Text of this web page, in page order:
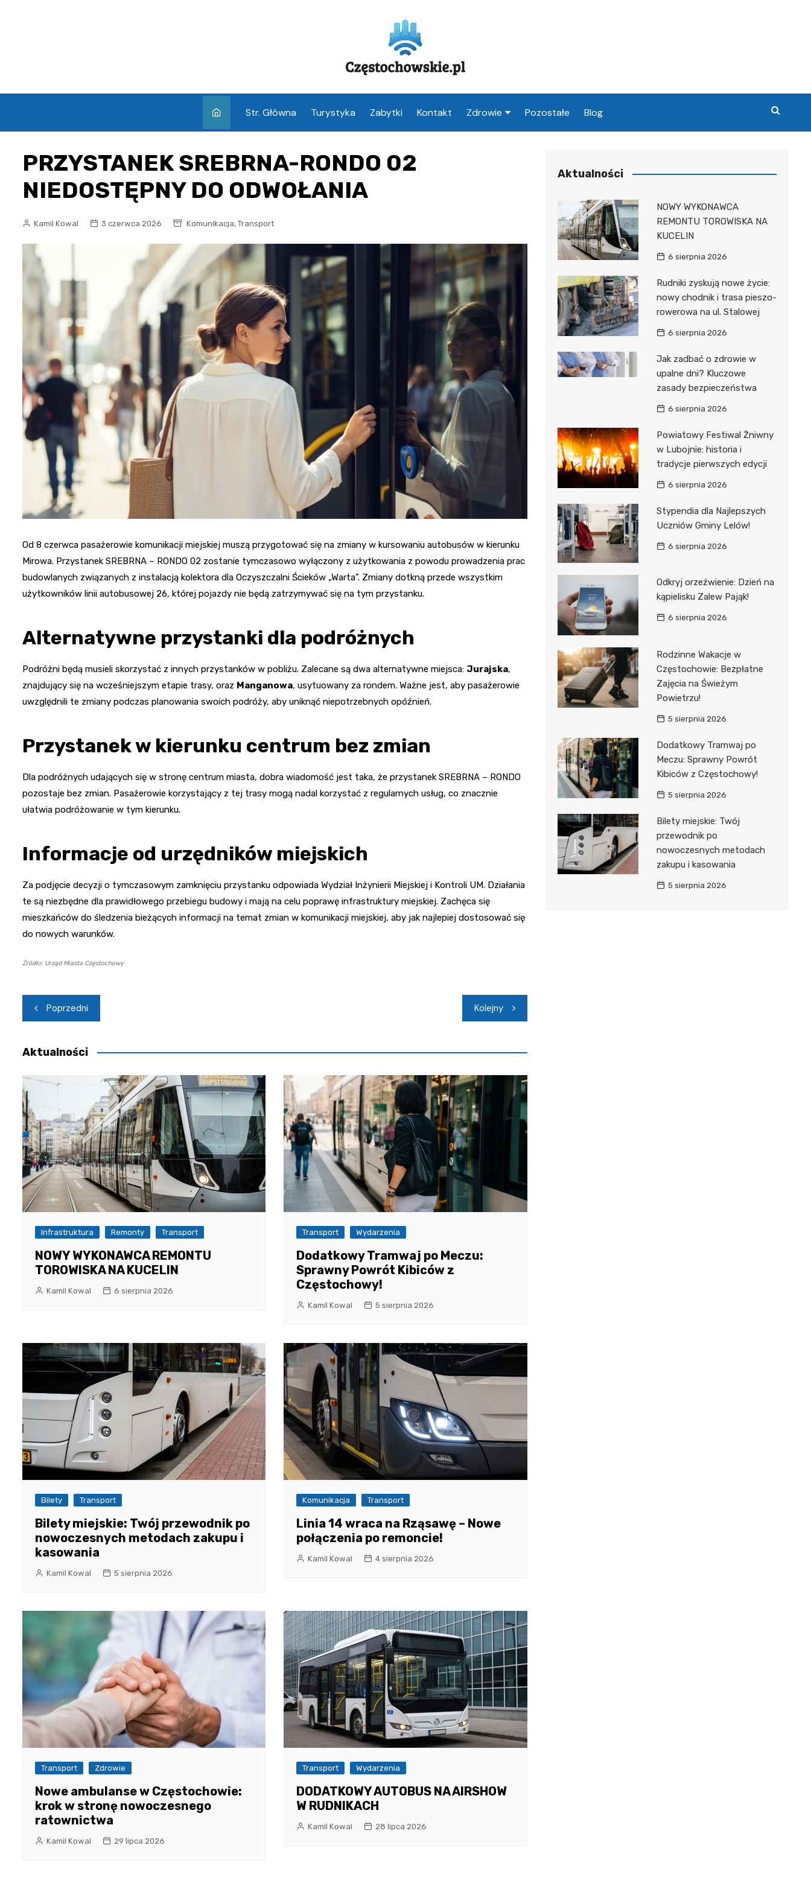
Str. Główna Turystyka Zabytki Kontakt Zdrowie
Lekarz Częstochowa
Częstochowa
Pozostałe Blog
PRZYSTANEK SREBRNA-RONDO 02
NIEDOSTĘPNY DO ODWOŁANIA
Kamil Kowal 3 czerwca 2026 Komunikacja, Transport
Od 8 czerwca pasażerowie komunikacji miejskiej muszą przygotować się na zmiany w kursowaniu autobusów w kierunku
Mirowa. Przystanek SREBRNA – RONDO 02 zostanie tymczasowo wyłączony z użytkowania z powodu prowadzenia prac
budowlanych związanych z instalacją kolektora dla Oczyszczalni Ścieków „Warta”. Zmiany dotkną przede wszystkim
użytkowników linii autobusowej 26, której pojazdy nie będą zatrzymywać się na tym przystanku.
Alternatywne przystanki dla podróżnych
Podróżni będą musieli skorzystać z innych przystanków w pobliżu. Zalecane są dwa alternatywne miejsca: Jurajska,
znajdujący się na wcześniejszym etapie trasy, oraz Manganowa, usytuowany za rondem. Ważne jest, aby pasażerowie
uwzględnili te zmiany podczas planowania swoich podróży, aby uniknąć niepotrzebnych opóźnień.
Przystanek w kierunku centrum bez zmian
Dla podróżnych udających się w stronę centrum miasta, dobra wiadomość jest taka, że przystanek SREBRNA – RONDO
pozostaje bez zmian. Pasażerowie korzystający z tej trasy mogą nadal korzystać z regularnych usług, co znacznie
ułatwia podróżowanie w tym kierunku.
Informacje od urzędników miejskich
Za podjęcie decyzji o tymczasowym zamknięciu przystanku odpowiada Wydział Inżynierii Miejskiej i Kontroli UM. Działania
te są niezbędne dla prawidłowego przebiegu budowy i mają na celu poprawę infrastruktury miejskiej. Zachęca się
mieszkańców do śledzenia bieżących informacji na temat zmian w komunikacji miejskiej, aby jak najlepiej dostosować się
do nowych warunków.
Źródło: Urząd Miasta Częstochowy
Nawigacja
wpisu
Poprzedni Kolejny
Aktualności
Infrastruktura Remonty Transport
NOWY WYKONAWCA REMONTU
TOROWISKA NA KUCELIN
Kamil Kowal 6 sierpnia 2026
Transport Wydarzenia
Dodatkowy Tramwaj po Meczu:
Sprawny Powrót Kibiców z
Częstochowy!
Kamil Kowal 5 sierpnia 2026
Bilety Transport
Bilety miejskie: Twój przewodnik po
nowoczesnych metodach zakupu i
kasowania
Kamil Kowal 5 sierpnia 2026
Komunikacja Transport
Linia 14 wraca na Rząsawę – Nowe
połączenia po remoncie!
Kamil Kowal 4 sierpnia 2026
Transport Zdrowie
Nowe ambulanse w Częstochowie:
krok w stronę nowoczesnego
ratownictwa
Kamil Kowal 29 lipca 2026
Transport Wydarzenia
DODATKOWY AUTOBUS NA AIRSHOW
W RUDNIKACH
Kamil Kowal 28 lipca 2026
Aktualności
NOWY WYKONAWCA
REMONTU TOROWISKA NA
KUCELIN
6 sierpnia 2026
Rudniki zyskują nowe życie:
nowy chodnik i trasa pieszo-
rowerowa na ul. Stalowej
6 sierpnia 2026
Jak zadbać o zdrowie w
upalne dni? Kluczowe
zasady bezpieczeństwa
6 sierpnia 2026
Powiatowy Festiwal Żniwny
w Lubojnie: historia i
tradycje pierwszych edycji
6 sierpnia 2026
Stypendia dla Najlepszych
Uczniów Gminy Lelów!
6 sierpnia 2026
Odkryj orzeźwienie: Dzień na
kąpielisku Zalew Pająk!
6 sierpnia 2026
Rodzinne Wakacje w
Częstochowie: Bezpłatne
Zajęcia na Świeżym
Powietrzu!
5 sierpnia 2026
Dodatkowy Tramwaj po
Meczu: Sprawny Powrót
Kibiców z Częstochowy!
5 sierpnia 2026
Bilety miejskie: Twój
przewodnik po
nowoczesnych metodach
zakupu i kasowania
5 sierpnia 2026